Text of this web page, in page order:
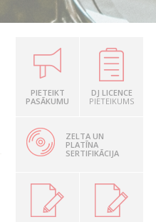
PIETEIKT
PASĀKUMU
DJ LICENCE
PIETEIKUMS
ZELTA UN
PLATĪNA
SERTIFIKĀCIJA